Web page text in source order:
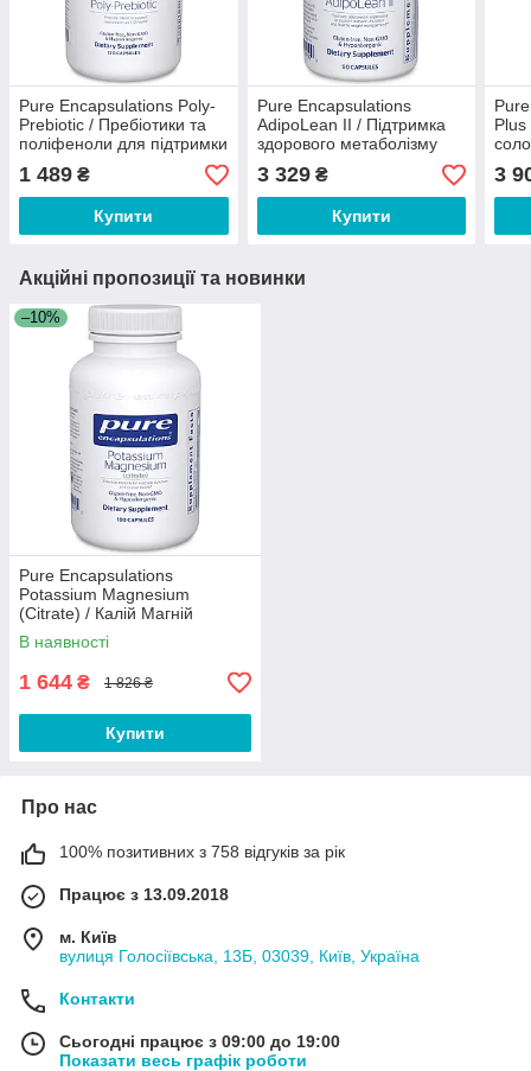
Pure Encapsulations Poly-
Prebiotic / Пребіотики та
поліфеноли для підтримки
ШКТ 120 капсул
1 489 ₴
Купити
Pure Encapsulations
AdipoLean II / Підтримка
здорового метаболізму
глюкози та метаболізму
ліпідів 90 капсул
3 329₴
Купити
Plus
3
Акційні пропозиції та новинки
–10%
Pure Encapsulations
Potassium Magnesium
(Citrate) / Калій Магній
(цитрат) 180 капсул Термін
В наявності
1 644 ₴ 1 826 ₴
Купити
Про нас
100% позитивних з 758 відгуків за рік
Працює з 13.09.2018
м. Київ
вулиця Голосіївська, 13Б, 03039, Київ, Україна
Контакти
Сьогодні працює з 09:00 до 19:00
Показати весь графік роботи